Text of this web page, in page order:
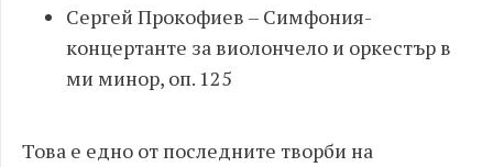
Сергей Прокофиев – Симфония-
концертанте за виолончело и оркестър в
ми минор, оп. 125
Това е едно от последните творби на